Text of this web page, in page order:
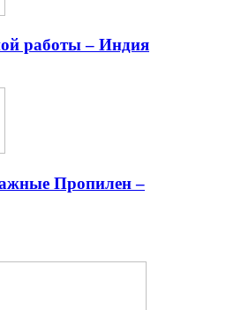
работы – Индия
Пропилен –